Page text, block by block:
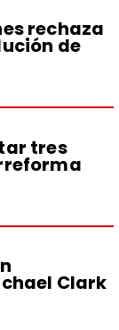
rechaza
de
tres
Clark